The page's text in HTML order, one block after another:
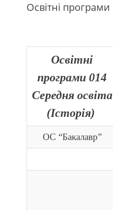
Освітні програми
Освітні
програми 014
Середня освіта
(Історія)
ОС “Бакалавр”